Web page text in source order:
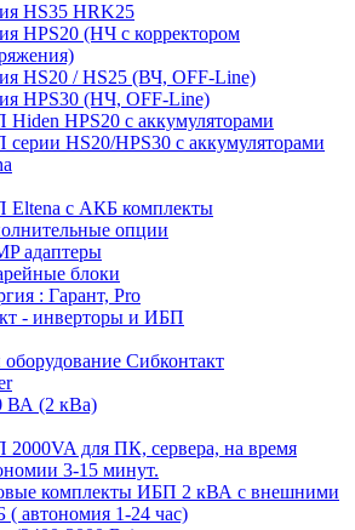
HS35 HRK25
HPS20 (НЧ с корректором
HS20 / HS25 (ВЧ, OFF-Line)
HPS30 (НЧ, OFF-Line)
HPS20 с аккумуляторами
HS20/HPS30 с аккумуляторами
Eltena с АКБ комплекты
опции
адаптеры
блоки
: Гарант, Pro
- инверторы и ИБП
Сибконтакт
ВА (2 кВа)
для ПК, сервера, на время
3-15 минут.
комплекты ИБП 2 кВА с внешними
автономия 1-24 час)